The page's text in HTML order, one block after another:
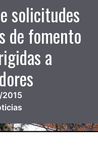
solicitudes
de fomento
a